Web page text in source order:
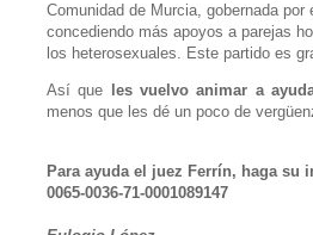
Comunidad de Murcia, gobernada
concediendo más apoyos a parejas
los heterosexuales. Este partido es
Así que les vuelvo animar a
menos que les dé un poco de
Para ayuda el juez Ferrín, haga su
0065-0036-71-0001089147